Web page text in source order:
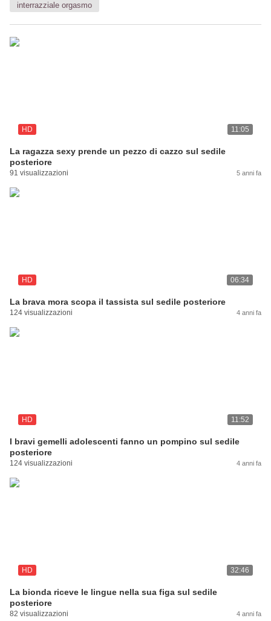
interrazziale orgasmo
HD 11:05
La ragazza sexy prende un pezzo di cazzo sul sedile
posteriore
91 visualizzazioni 5 anni fa
HD 06:34
La brava mora scopa il tassista sul sedile posteriore
124 visualizzazioni 4 anni fa
HD 11:52
I bravi gemelli adolescenti fanno un pompino sul sedile
posteriore
124 visualizzazioni 4 anni fa
HD 32:46
La bionda riceve le lingue nella sua figa sul sedile
posteriore
82 visualizzazioni 4 anni fa